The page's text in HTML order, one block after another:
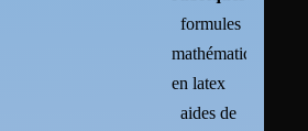
formules
mathématiques
en latex
aides de